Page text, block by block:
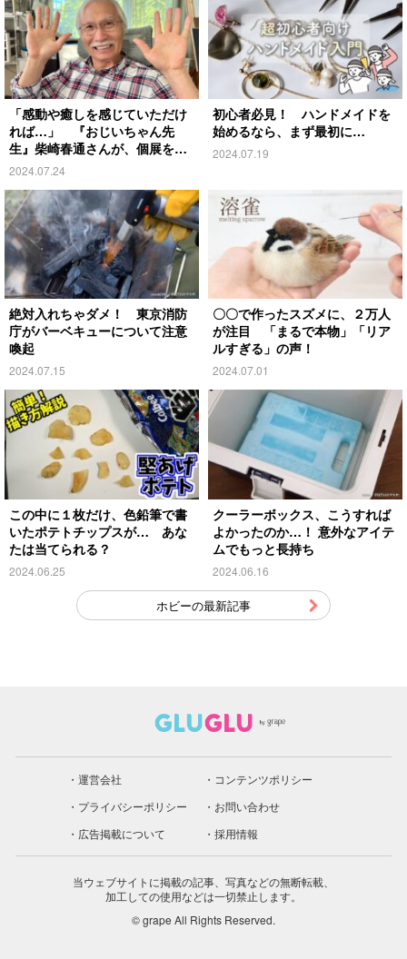
「感動や癒しを感じていただけ
れば…」 『おじいちゃん先
生』柴崎春通さんが、個展を開
催！
2024.07.24
初心者必見！ ハンドメイドを
始めるなら、まず最初に…
2024.07.19
絶対入れちゃダメ！ 東京消防
庁がバーベキューについて注意
喚起
2024.07.15
〇〇で作ったスズメに、２万人
が注目 「まるで本物」「リア
ルすぎる」の声！
2024.07.01
この中に１枚だけ、色鉛筆で書
いたポテトチップスが… あな
たは当てられる？
2024.06.25
クーラーボックス、こうすれば
よかったのか…！ 意外なアイテ
ムでもっと長持ち
2024.06.16
ホビーの最新記事
運営会社
コンテンツポリシー
プライバシーポリシー
お問い合わせ
広告掲載について
採用情報
当ウェブサイトに掲載の記事、写真などの無断転載、
加工しての使用などは一切禁止します。
© grape All Rights Reserved.